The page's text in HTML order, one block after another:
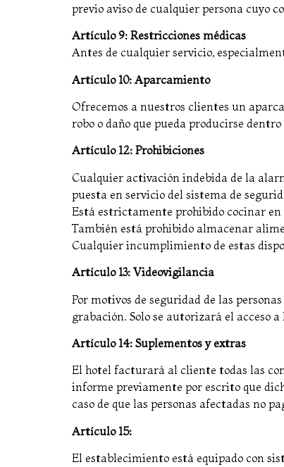
previo aviso de cualquier persona cuyo
Artículo 9: Restricciones médicas
Antes de cualquier servicio,
Artículo 10: Aparcamiento
Ofrecemos a nuestros clientes un
robo o daño que pueda producirse
Artículo 12: Prohibiciones
Cualquier activación indebida de la
puesta en servicio del sistema de
Está estrictamente prohibido cocinar en
También está prohibido almacenar
Cualquier incumplimiento de estas
Artículo 13: Videovigilancia
Por motivos de seguridad de las
grabación. Solo se autorizará el acceso
Artículo 14: Suplementos y extras
El hotel facturará al cliente todas las
informe previamente por escrito que
caso de que las personas afectadas no
Artículo 15:
El establecimiento está equipado con